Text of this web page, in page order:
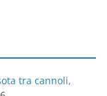
tra cannoli,